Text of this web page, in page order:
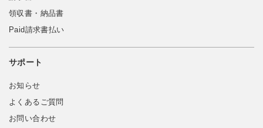
領収書・納品書
Paid請求書払い
サポート
お知らせ
よくあるご質問
お問い合わせ